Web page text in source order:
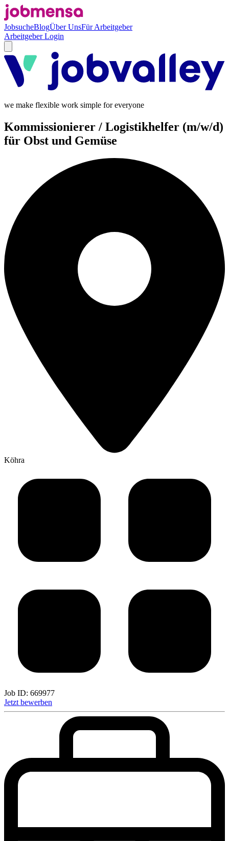
JobsucheBlogÜber UnsFür Arbeitgeber
Arbeitgeber Login
we make flexible work simple for everyone
Kommissionierer / Logistikhelfer (m/w/d)
für Obst und Gemüse
Köhra
Job ID: 669977
Jetzt bewerben